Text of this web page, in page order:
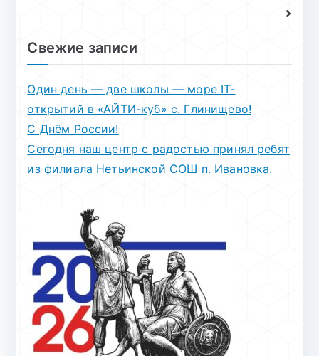
Свежие записи
Один день — две школы — море IT-
открытий в «АЙТИ-куб» с. Глинищево!
С Днём России!
Сегодня наш центр с радостью принял ребят
из филиала Нетьинской СОШ п. Ивановка.